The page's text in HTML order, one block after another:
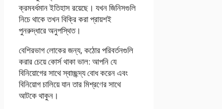
ক্রমবর্ধমান ইতিহাস রয়েছে। যখন জিনিসগুলি
নিচে থাকে তখন বিক্রি করা প্রায়শই
পুনরুদ্ধারে অনুপস্থিত।
বেশিরভাগ লোকের জন্য, কঠোর পরিবর্তনগুলি
করার চেয়ে কোর্স থাকা ভাল: আপনি যে
বিনিয়োগের সাথে স্বাচ্ছন্দ্য বোধ করেন এবং
বিনিয়োগ চালিয়ে যান তার মিশ্রণের সাথে
আটকে থাকুন।